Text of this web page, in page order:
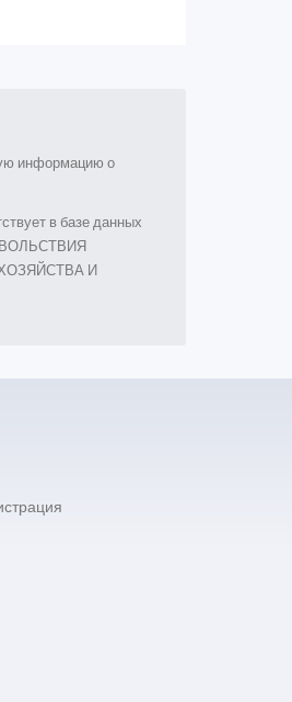
информацию о
в базе данных
ХОЗЯЙСТВА И